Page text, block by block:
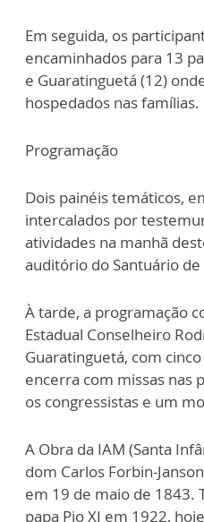
Em seguida, os
encaminhados para 13
e Guaratinguetá (12)
hospedados nas famílias.
Programação
Dois painéis temáticos,
intercalados por
atividades na manhã
auditório do Santuário de
À tarde, a programação
Estadual Conselheiro
Guaratinguetá, com
encerra com missas nas
os congressistas e um
A Obra da IAM (Santa
dom Carlos Forbin-
em 19 de maio de 1843.
papa Pio XI em 1922,